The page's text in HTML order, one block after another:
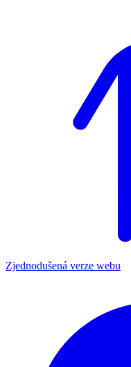
Zjednodušená verze webu